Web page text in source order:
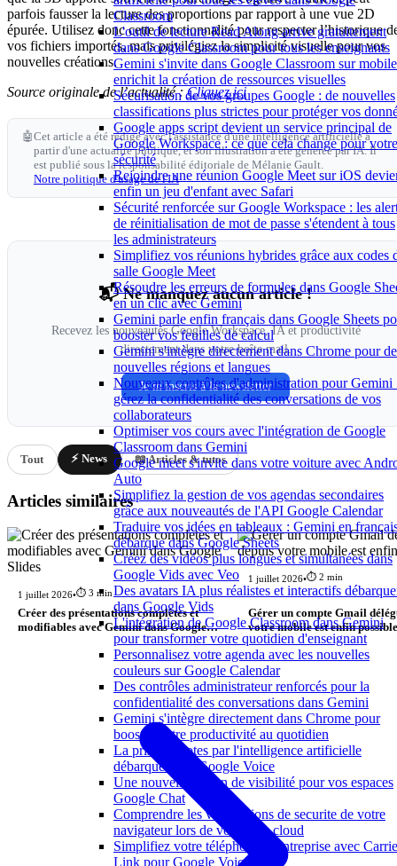
Classroom
L'outil de lecture Read Along arrive gratuitement
dans Google Classroom pour tous les enseignants
Gemini s'invite dans Google Classroom sur
enrichit la création de ressources visuelles
Sécurisation de vos groupes Google : de nouvelles
classifications plus strictes pour protéger vos
Google apps script devient un service principal de
Google Workspace : ce que cela change pour votre
sécurité
Rejoindre une réunion Google Meet sur iOS
enfin un jeu d'enfant avec Safari
Sécurité renforcée sur Google Workspace : les
de réinitialisation de mot de passe s'étendent à tous
les administrateurs
Simplifiez vos réunions hybrides grâce aux codes
salle Google Meet
Résoudre les erreurs de formules dans Google
en un clic avec Gemini
Gemini parle enfin français dans Google Sheets
booster vos feuilles de calcul
Gemini s'intègre directement dans Chrome pour de
nouvelles régions et langues
Nouveaux contrôles d'administration pour Gemini
gérez la confidentialité des conversations de vos
collaborateurs
Optimiser vos cours avec l'intégration de Google
Classroom dans Gemini
Google meet s'invite dans votre voiture avec
Auto
Simplifiez la gestion de vos agendas secondaires
grâce aux nouveautés de l'API Google Calendar
Traduire vos idées en tableaux : Gemini en
débarque dans Google Sheets
Créez des vidéos plus longues et simultanées dans
Google Vids avec Veo
Des avatars IA plus réalistes et interactifs
dans Google Vids
L'intégration de Google Classroom dans Gemini
pour transformer votre quotidien d'enseignant
Personnalisez votre agenda avec les nouvelles
couleurs sur Google Calendar
Des contrôles administrateur renforcés pour la
confidentialité des conversations dans Gemini
Gemini s'intègre directement dans Chrome pour
booster votre productivité au quotidien
La prise de notes par l'intelligence artificielle
débarque dans Google Voice
Une nouvelle option de visibilité pour vos espaces
Google Chat
Comprendre les verifications de securite de votre
navigateur lors de vos acces cloud
Simplifiez votre téléphonie d'entreprise avec
Link pour Google Voice
parfois fausser la lecture des proportions par rapport à une vue 2D
épurée. Utilisez donc cette fonctionnalité pour respecter l’historique
vos fichiers importés, mais privilégiez la simplicité visuelle pour vos
nouvelles créations.
Source originale de l’actualité :Cliquez ici
🤖Cet article a été rédigé avec l'assistance d'une intelligence artificielle à
partir d'une actualité publique, et son illustration a été générée par IA. Il
est publié sous la responsabilité éditoriale de Mélanie Gault.
Notre politique d'usage de l'IA
📬 Ne manquez aucun article !
Recevez les nouveautés Google Workspace, IA et productivité
directement dans votre boîte mail.
Je m'inscris à la newsletter
Tout ⚡ News 📖 Articles & tutos
Articles similaires
1 juillet 2026•⏱️ 3 min
Créer des présentations complètes et
modifiables avec Gemini dans Google
1 juillet 2026•⏱️ 2 min
Gérer un compte Gmail
votre mobile est enfin possible